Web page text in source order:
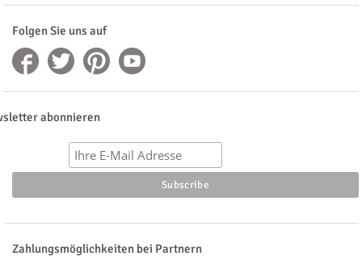
Folgen Sie uns auf
abonnieren
Zahlungsmöglichkeiten bei Partnern